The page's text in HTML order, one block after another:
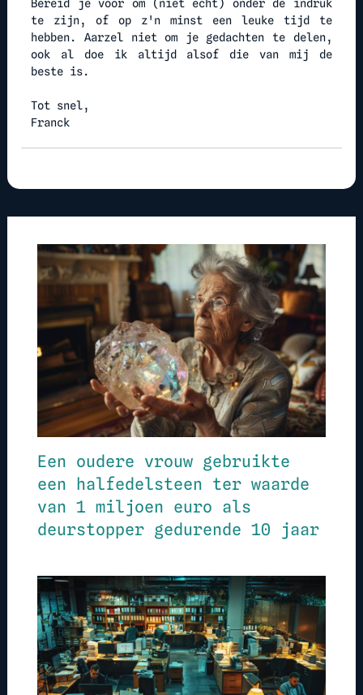
Bereid je voor om (niet echt) onder de indruk
te zijn, of op z'n minst een leuke tijd te
hebben. Aarzel niet om je gedachten te delen,
ook al doe ik altijd alsof die van mij de
beste is.
Tot snel,
Franck
Een oudere vrouw gebruikte
een halfedelsteen ter waarde
van 1 miljoen euro als
deurstopper gedurende 10 jaar